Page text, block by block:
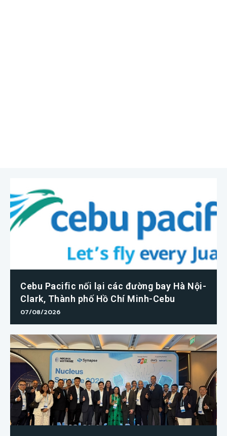
Cebu Pacific nối lại các đường bay Hà Nội-
Clark, Thành phố Hồ Chí Minh-Cebu
07/08/2026